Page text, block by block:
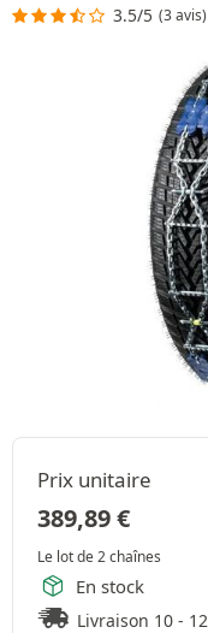
3.5/5 (3 avis)
Prix unitaire
389,89€
Le lot de 2 chaînes
En stock
Livraison 10 -